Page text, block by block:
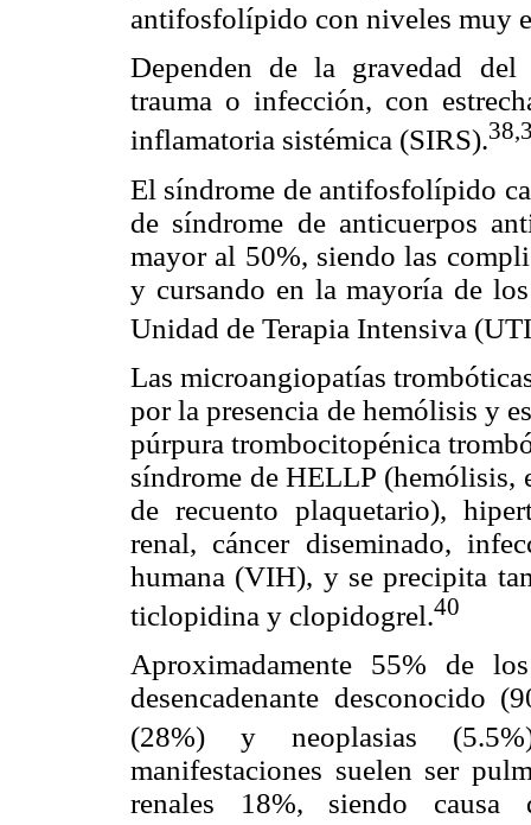
antifosfolípido con niveles muy
Dependen de la gravedad del
trauma o infección, con
inflamatoria sistémica (SIRS).
El síndrome de antifosfolípido
de síndrome de anticuerpos
mayor al 50%, siendo las
y cursando en la mayoría de
Unidad de Terapia Intensiva
Las microangiopatías
por la presencia de hemólisis y
púrpura trombocitopénica
síndrome de HELLP (hemólisis,
de recuento plaquetario),
renal, cáncer diseminado,
humana (VIH), y se precipita
ticlopidina y clopidogrel.40
Aproximadamente 55% de
desencadenante desconocido
(28%) y neoplasias
manifestaciones suelen ser
renales 18%, siendo